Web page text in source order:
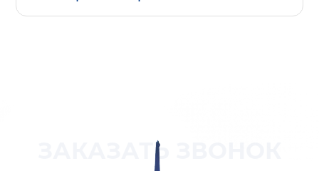
ЗАКАЗАТЬ ЗВОНОК